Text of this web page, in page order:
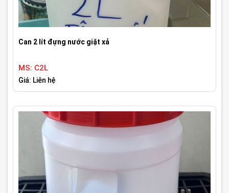
Can 2 lít đựng nước giặt xả
MS: C2L
Giá: Liên hệ